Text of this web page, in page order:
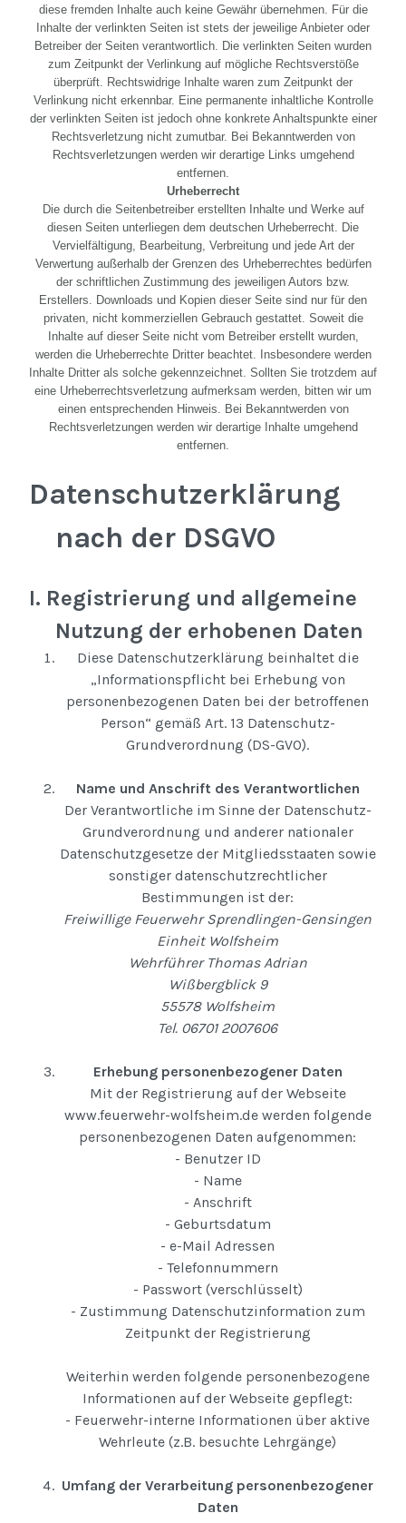
diese fremden Inhalte auch keine Gewähr übernehmen. Für die
Inhalte der verlinkten Seiten ist stets der jeweilige Anbieter oder
Betreiber der Seiten verantwortlich. Die verlinkten Seiten wurden
zum Zeitpunkt der Verlinkung auf mögliche Rechtsverstöße
überprüft. Rechtswidrige Inhalte waren zum Zeitpunkt der
Verlinkung nicht erkennbar. Eine permanente inhaltliche Kontrolle
der verlinkten Seiten ist jedoch ohne konkrete Anhaltspunkte einer
Rechtsverletzung nicht zumutbar. Bei Bekanntwerden von
Rechtsverletzungen werden wir derartige Links umgehend
entfernen.
Urheberrecht
Die durch die Seitenbetreiber erstellten Inhalte und Werke auf
diesen Seiten unterliegen dem deutschen Urheberrecht. Die
Vervielfältigung, Bearbeitung, Verbreitung und jede Art der
Verwertung außerhalb der Grenzen des Urheberrechtes bedürfen
der schriftlichen Zustimmung des jeweiligen Autors bzw.
Erstellers. Downloads und Kopien dieser Seite sind nur für den
privaten, nicht kommerziellen Gebrauch gestattet. Soweit die
Inhalte auf dieser Seite nicht vom Betreiber erstellt wurden,
werden die Urheberrechte Dritter beachtet. Insbesondere werden
Inhalte Dritter als solche gekennzeichnet. Sollten Sie trotzdem auf
eine Urheberrechtsverletzung aufmerksam werden, bitten wir um
einen entsprechenden Hinweis. Bei Bekanntwerden von
Rechtsverletzungen werden wir derartige Inhalte umgehend
entfernen.
Datenschutzerklärung
nach der DSGVO
I. Registrierung und allgemeine
Nutzung der erhobenen Daten
Diese Datenschutzerklärung beinhaltet die
„Informationspflicht bei Erhebung von
personenbezogenen Daten bei der betroffenen
Person“ gemäß Art. 13 Datenschutz-
Grundverordnung (DS-GVO).
Name und Anschrift des Verantwortlichen
Der Verantwortliche im Sinne der Datenschutz-
Grundverordnung und anderer nationaler
Datenschutzgesetze der Mitgliedsstaaten sowie
sonstiger datenschutzrechtlicher
Bestimmungen ist der:
Freiwillige Feuerwehr Sprendlingen-Gensingen
Einheit Wolfsheim
Wehrführer Thomas Adrian
Wißbergblick 9
55578 Wolfsheim
Tel. 06701 2007606
Erhebung personenbezogener Daten
Mit der Registrierung auf der Webseite
www.feuerwehr-wolfsheim.de werden folgende
personenbezogenen Daten aufgenommen:
- Benutzer ID
- Name
- Anschrift
- Geburtsdatum
- e-Mail Adressen
- Telefonnummern
- Passwort (verschlüsselt)
- Zustimmung Datenschutzinformation zum
Zeitpunkt der Registrierung
Weiterhin werden folgende personenbezogene
Informationen auf der Webseite gepflegt:
- Feuerwehr-interne Informationen über aktive
Wehrleute (z.B. besuchte Lehrgänge)
Umfang der Verarbeitung personenbezogener
Daten